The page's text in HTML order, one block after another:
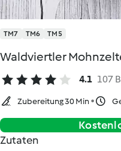
TM7 TM6 TM5
Waldviertler
4.1 107
Zubereitung 30 Min
Zutaten